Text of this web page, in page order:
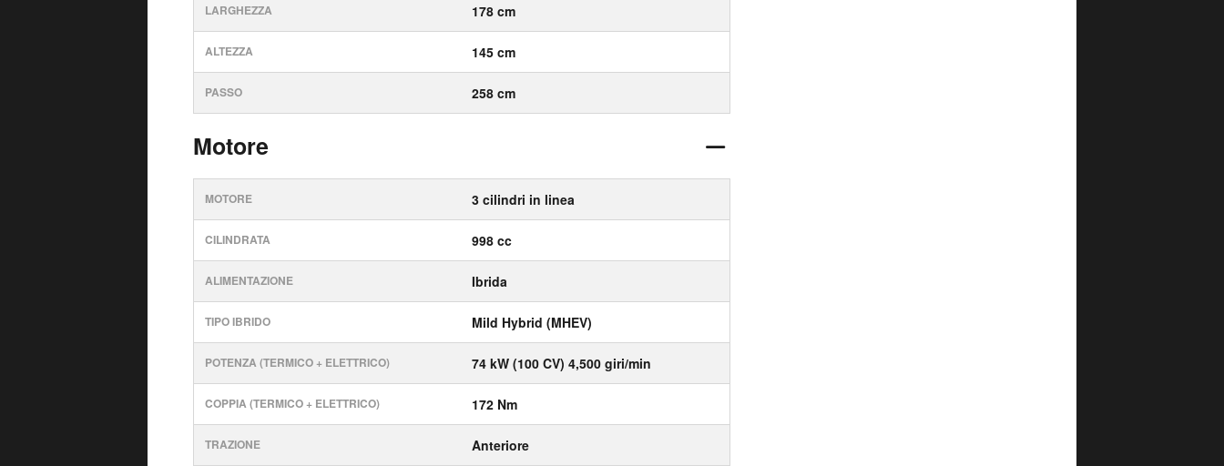
LARGHEZZA 178 cm
ALTEZZA 145 cm
PASSO 258 cm
Motore
MOTORE 3 cilindri in linea
CILINDRATA 998 cc
ALIMENTAZIONE Ibrida
TIPO IBRIDO Mild Hybrid (MHEV)
POTENZA (TERMICO + ELETTRICO) 74 kW (100 CV) 4,500 giri/min
COPPIA (TERMICO + ELETTRICO) 172 Nm
TRAZIONE Anteriore